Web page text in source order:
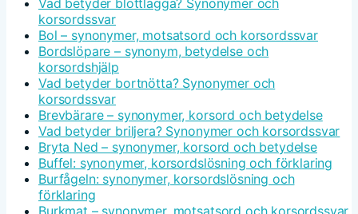
Vad betyder blottlägga? Synonymer och
korsordssvar
Bol – synonymer, motsatsord och korsordssvar
Bordslöpare – synonym, betydelse och
korsordshjälp
Vad betyder bortnötta? Synonymer och
korsordssvar
Brevbärare – synonymer, korsord och betydelse
Vad betyder briljera? Synonymer och korsordssvar
Bryta Ned – synonymer, korsord och betydelse
Buffel: synonymer, korsordslösning och förklaring
Burfågeln: synonymer, korsordslösning och
förklaring